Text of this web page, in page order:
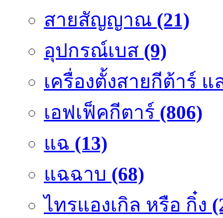
สายสัญญาณ (21)
อุปกรณ์เบส (9)
เครื่องตั้งสายกีต้าร์ แ
เอฟเฟ็คกีตาร์ (806)
แฉ (13)
แฉฉาบ (68)
ไทรแองเกิล หรือ กิ๋ง